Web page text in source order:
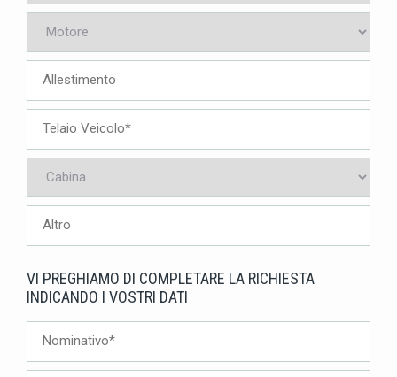
VI PREGHIAMO DI COMPLETARE LA RICHIESTA
INDICANDO I VOSTRI DATI